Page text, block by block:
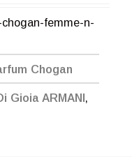
femme-n-
Chogan
Gioia ARMANI,